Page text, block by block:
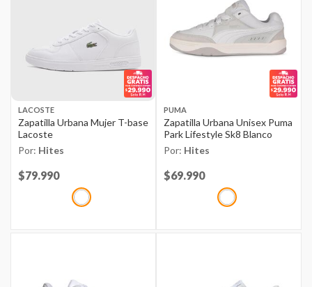
LACOSTE
Zapatilla Urbana Mujer T-base
Lacoste
Por: Hites
Price reduced from
$79.990to
PUMA
Zapatilla Urbana Unisex Puma
Park Lifestyle Sk8 Blanco
Por: Hites
Price reduced from
$69.990to